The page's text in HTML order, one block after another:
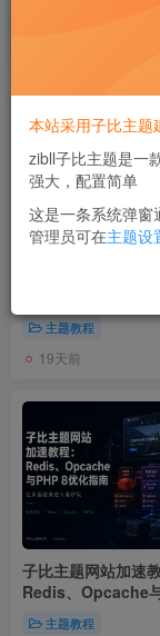
这是一个图
主题教程
19天前
子比主题网站加速
Redis、Opcache
化指南主题教程
本站采用子比主题
zibll子比主题是一
强大，配置简单
这是一条系统弹窗
管理员可在主题设